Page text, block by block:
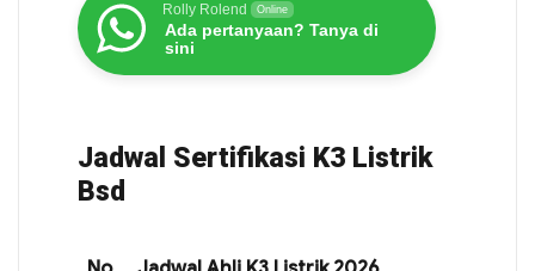
Rolly Rolend Online
Ada pertanyaan? Tanya di
sini
Jadwal Sertifikasi K3 Listrik
Bsd